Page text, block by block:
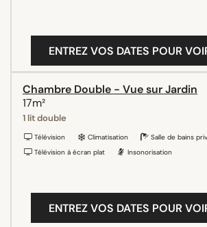
ENTREZ VOS DATES POUR
Chambre Double - Vue sur Jardin
17m²
1 lit double
Télévision Climatisation
Salle de bains
Télévision à écran plat
Insonorisation
ENTREZ VOS DATES POUR